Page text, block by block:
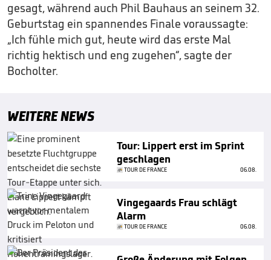
gesagt, während auch Phil Bauhaus an seinem 32.
Geburtstag ein spannendes Finale voraussagte:
„Ich fühle mich gut, heute wird das erste Mal
richtig hektisch und eng zugehen“, sagte der
Bocholter.
WEITERE NEWS
Tour: Lippert erst im Sprint
geschlagen
TOUR DE FRANCE 06.08.
Vingegaards Frau schlägt
Alarm
TOUR DE FRANCE 06.08.